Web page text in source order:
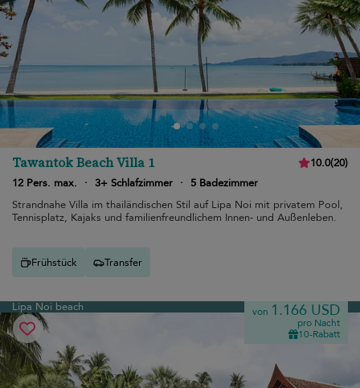
Tawantok Beach Villa 1 10.0(20)
12 Pers. max.
· 3+ Schlafzimmer ·
5 Badezimmer
Strandnahe Villa im thailändischen Stil auf Lipa Noi mit privatem Pool,
Tennisplatz, Kajaks und familienfreundlichem Innen- und Außenleben.
Frühstück Transfer
Lipa Noi beach von 1.166 USD
pro Nacht
10-Rabatt